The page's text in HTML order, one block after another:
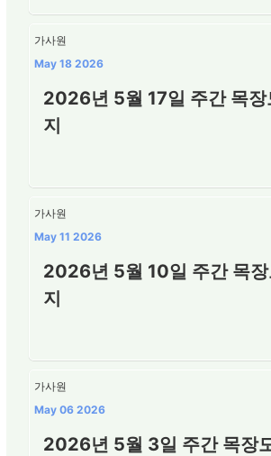
가사원
May 18 2026
2026년 5월 17일 주간 목장
지
가사원
May 11 2026
2026년 5월 10일 주간 목
지
가사원
May 06 2026
2026년 5월 3일 주간 목장